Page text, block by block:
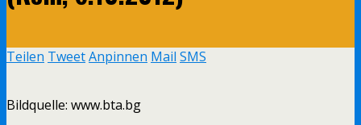
Teilen TweetAnpinnen Mail SMS
Bildquelle: www.bta.bg